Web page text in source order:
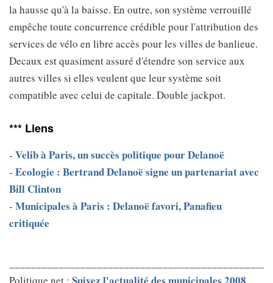
la hausse qu'à la baisse. En outre, son système verrouillé
empêche toute concurrence crédible pour l'attribution des
services de vélo en libre accès pour les villes de banlieue.
Decaux est quasiment assuré d'étendre son service aux
autres villes si elles veulent que leur système soit
compatible avec celui de capitale. Double jackpot.
*** Liens
- Velib à Paris, un succès politique pour Delanoë
- Ecologie : Bertrand Delanoë signe un partenariat avec
Bill Clinton
- Municipales à Paris : Delanoë favori, Panafieu
critiquée